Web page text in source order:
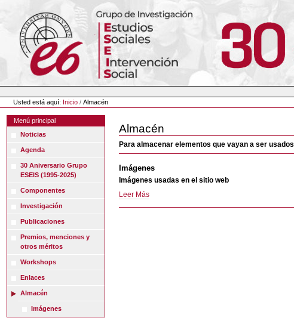
contenido.
navegación
Herramientas
Personales
Usted está aquí: Inicio /Almacén
Menú principal
Noticias
Agenda
30 Aniversario Grupo
ESEIS (1995-2025)
Componentes
Investigación
Publicaciones
Premios, menciones y
otros méritos
Workshops
Enlaces
Almacén
Imágenes
Almacén
Para almacenar elementos que vayan a ser
Imágenes
Imágenes usadas en el sitio web
Imágenes
Leer Más